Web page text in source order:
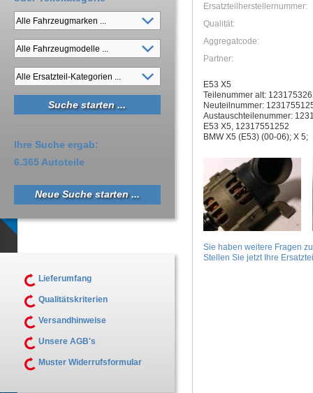
Ersatzteilherstellernummer:
Qualität:
Aggregatcode:
Partner:
E53 X5
Teilenummer alt:
Neuteilnummer:
Austauschteilenummer:
E53 X5, 12317551252
BMW X5 (E53) (00-06); X 5;
Sie haben weitere Fragen
Stellen Sie jetzt Ihre
Ihre Suche ergab:
6.365 Autoteile
Neue Suche starten ...
Lieferumfang
Qualitätskriterien
Versandhinweise
Unsere AGB's
Muster Widerrufsformular